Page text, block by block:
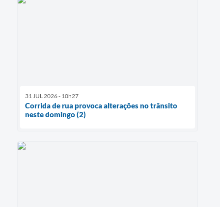
31 JUL 2026 - 10h27
Corrida de rua provoca alterações no trânsito
neste domingo (2)